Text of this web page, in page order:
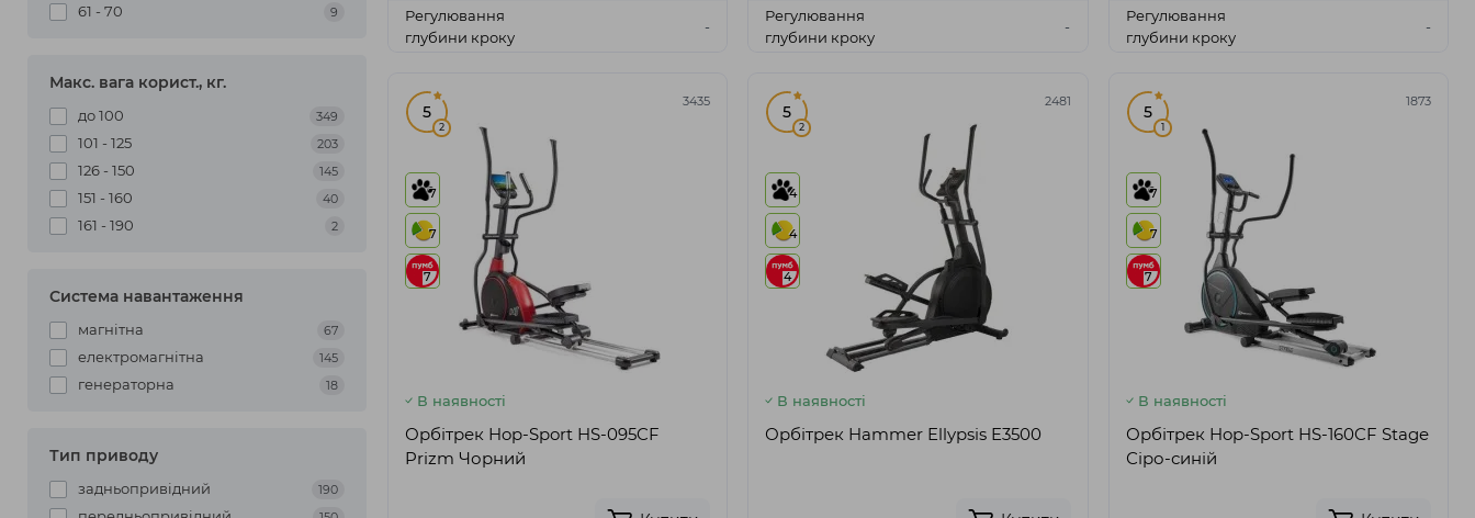
61 - 70 9
Макс. вага корист., кг.
до 100 349
101 - 125 203
126 - 150 145
151 - 160 40
161 - 190 2
Система навантаження
магнітна 67
електромагнітна 145
генераторна 18
Тип приводу
задньопривідний 190
Регулювання
глубини кроку
-
Регулювання
глубини кроку
-
Регулювання
глубини кроку
-
3435
5
2
7
7
7
В наявності
Орбітрек Hop-Sport HS-095CF
Prizm Чорний
2481
5
2
4
4
4
В наявності
Орбітрек Hammer Ellypsis E3500
1873
5
1
7
7
7
В наявності
Орбітрек Hop-Sport HS-160CF Stage
Сіро-синій